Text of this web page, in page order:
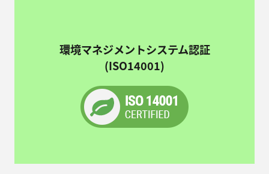
環境マネジメントシステム認証
(ISO14001)